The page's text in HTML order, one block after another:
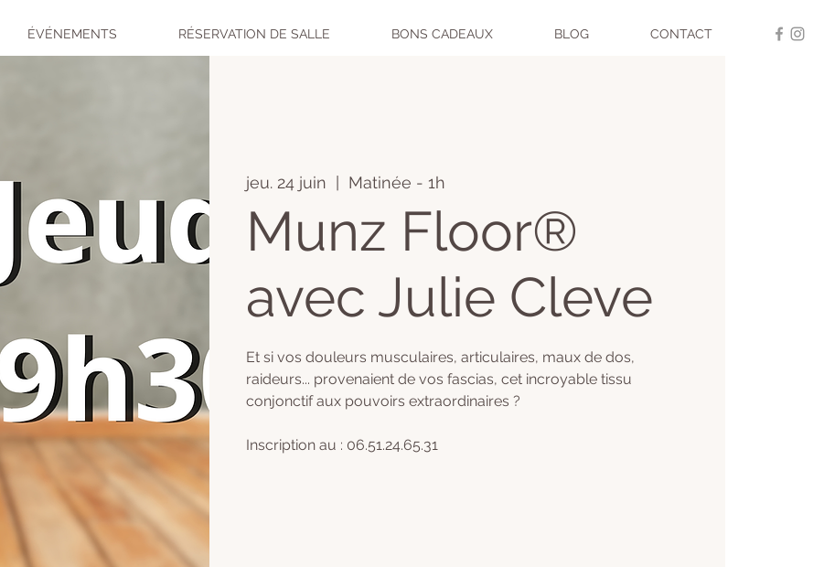
ÉVÉNEMENTS RÉSERVATION DE SALLE BONS CADEAUX BLOG CONTACT
jeu. 24 juin
  |
Matinée - 1h
Munz Floor®
avec Julie Cleve
​Et si vos douleurs musculaires, articulaires, maux de dos,
raideurs... provenaient de vos fascias, cet incroyable tissu
conjonctif aux pouvoirs extraordinaires ?
Inscription au : 06.51.24.65.31